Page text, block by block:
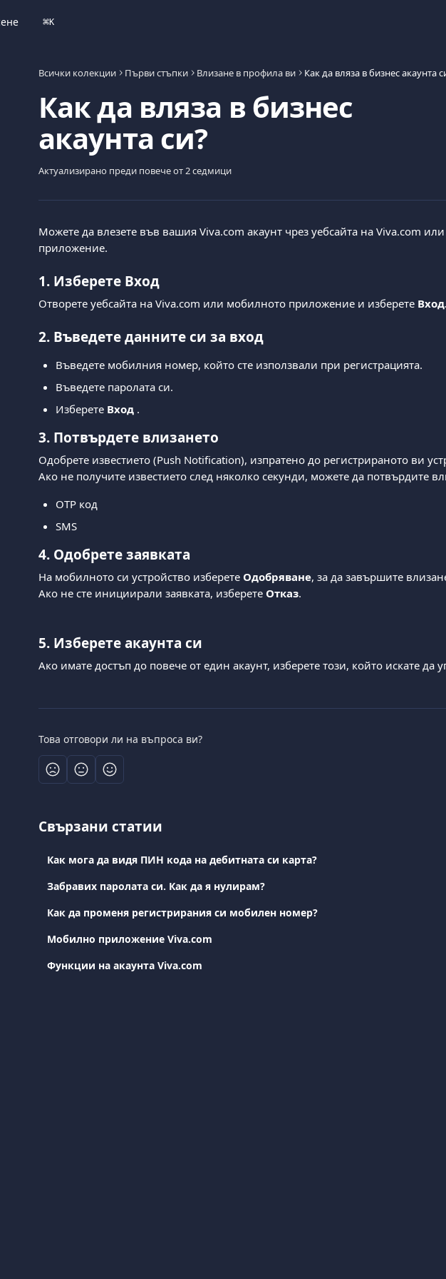
⌘K
Всички колекции Първи стъпки Влизане в профила ви Как да вляза в бизнес акаунта
Как да вляза в бизнес
акаунта си?
Актуализирано преди повече от 2 седмици
Можете да влезете във вашия Viva.com акаунт чрез уебсайта на Viva.com
приложение.
1. Изберете Вход
Отворете уебсайта на Viva.com или мобилното приложение и изберете
2. Въведете данните си за вход
Въведете мобилния номер, който сте използвали при регистрацията.
Въведете паролата си.
Изберете Вход .
3. Потвърдете влизането
Одобрете известието (Push Notification), изпратено до регистрираното ви
Ако не получите известието след няколко секунди, можете да потвърдите
OTP код
SMS
4. Одобрете заявката
На мобилното си устройство изберете Одобряване, за да завършите
Ако не сте инициирали заявката, изберете Отказ.
5. Изберете акаунта си
Ако имате достъп до повече от един акаунт, изберете този, който искате да
Това отговори ли на въпроса ви?
Свързани статии
Как мога да видя ПИН кода на дебитната си карта?
Забравих паролата си. Как да я нулирам?
Как да променя регистрирания си мобилен номер?
Мобилно приложение Viva.com
Функции на акаунта Viva.com